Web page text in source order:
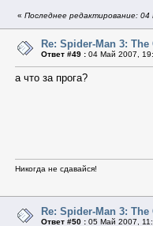
« Последнее редактирование:
Re: Spider-Man 3: The
Ответ #49 : 04 Май 2007,
а что за прога?
Никогда не сдавайся!
Re: Spider-Man 3: The
Ответ #50 : 05 Май 2007,